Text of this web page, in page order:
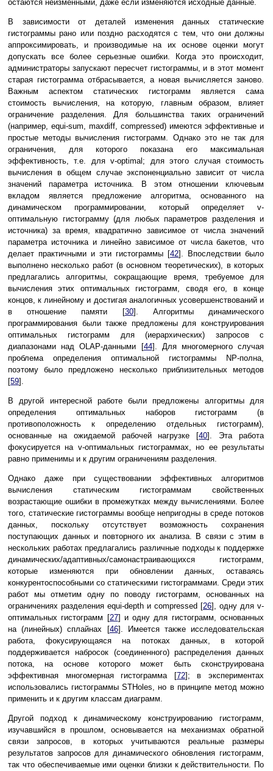
остаются неизменными, даже если изменяются исходные данные.
В зависимости от деталей изменения данных статические
гистограммы рано или поздно расходятся с тем, что они должны
аппроксимировать, и производимые на их основе оценки могут
допускать все более серьезные ошибки. Когда это происходит,
администраторы запускают пересчет гистограммы, и в этот момент
старая гистограмма отбрасывается, а новая вычисляется заново.
Важным аспектом статических гистограмм является сама
стоимость вычисления, на которую, главным образом, влияет
ограничение разделения. Для большинства таких ограничений
(например, equi-sum, maxdiff, compressed) имеются эффективные и
простые методы вычисления гистограмм. Однако это не так для
ограничения, для которого показана его максимальная
эффективность, т.е. для v-optimal; для этого случая стоимость
вычисления в общем случае экспоненциально зависит от числа
значений параметра источника. В этом отношении ключевым
вкладом является предложение алгоритма, основанного на
динамическом программировании, который определяет v-
оптимальную гистограмму (для любых параметров разделения и
источника) за время, квадратично зависимое от числа значений
параметра источника и линейно зависимое от числа бакетов, что
делает практичными и эти гистограммы [42]. Впоследствии было
выполнено несколько работ (в основном теоретических), в которых
предлагались алгоритмы, сокращающие время, требуемое для
вычисления этих оптимальных гистограмм, сводя его, в конце
концов, к линейному и достигая аналогичных усовершенствований и
в отношение памяти [30]. Алгоритмы динамического
программирования были также предложены для конструирования
оптимальных гистограмм для (иерархических) запросов с
диапазонами над OLAP-данными [44]. Для многомерного случая
проблема определения оптимальной гистограммы NP-полна,
поэтому было предложено несколько приблизительных методов
[59].
В другой интересной работе были предложены алгоритмы для
определения оптимальных наборов гистограмм (в
противоположность к определению отдельных гистограмм),
основанные на ожидаемой рабочей нагрузке [40]. Эта работа
фокусируется на v-оптимальных гистограммах, но ее результаты
равно применимы и к другим ограничениям разделения.
Однако даже при существовании эффективных алгоритмов
вычисления статическим гистограммам свойственных
возрастающие ошибки в промежутках между вычислениями. Более
того, статические гистограммы вообще непригодны в среде потоков
данных, поскольку отсутствует возможность сохранения
поступающих данных и повторного их анализа. В связи с этим в
нескольких работах предлагались различные подходы к поддержке
динамических/адаптивных/самонастраивающихся гистограмм,
которые изменяются при обновлении данных, оставаясь
конкурентоспособными со статическими гистограммами. Среди этих
работ мы отметим одну по поводу гистограмм, основанных на
ограничениях разделения equi-depth и compressed [26], одну для v-
оптимальных гистограмм [27] и одну для гистограмм, основанных
на (линейных) сплайнах [46]. Имеется также исследовательская
работа, фокусирующаяся на потоках данных, в которой
поддерживается набросок (соединенного) распределения данных
потока, на основе которого может быть сконструирована
эффективная многомерная гистограмма [72]; в экспериментах
использовались гистограммы STHoles, но в принципе метод можно
применить и к другим классам диаграмм.
Другой подход к динамическому конструированию гистограмм,
изучавшийся в прошлом, основывается на механизмах обратной
связи запросов, в которых учитываются реальные размеры
результатов запросов для динамического обновления гистограмм,
так что обеспечиваемые ими оценки близки к действительности. По